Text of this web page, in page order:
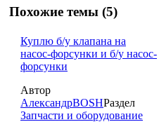
Похожие темы (5)
Куплю б/у клапана на
насос-форсунки и б/у насос-
форсунки
Автор
АлександрBOSHРаздел
Запчасти и оборудование